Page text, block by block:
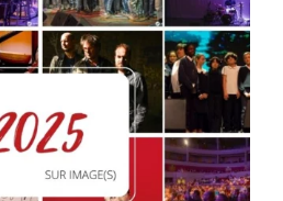
découvertes, d`étonnements, ...